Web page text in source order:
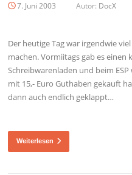
7. Juni 2003 Autor: DocX
Der heutige Tag war irgendwie
machen. Vormiitags gab es einen
Schreibwarenladen und beim
mit 15,- Euro Guthaben gekauft
dann auch endlich geklappt…
Weiterlesen